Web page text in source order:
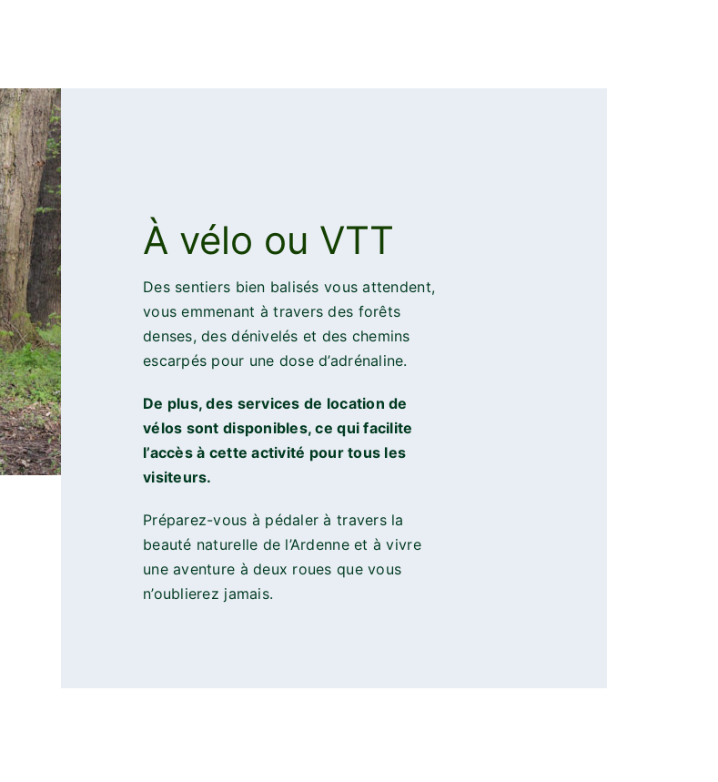
À vélo ou VTT
Des sentiers bien balisés vous attendent,
vous emmenant à travers des forêts
denses, des dénivelés et des chemins
escarpés pour une dose d’adrénaline.
De plus, des services de location de
vélos sont disponibles, ce qui facilite
l’accès à cette activité pour tous les
visiteurs.
Préparez-vous à pédaler à travers la
beauté naturelle de l’Ardenne et à vivre
une aventure à deux roues que vous
n’oublierez jamais.